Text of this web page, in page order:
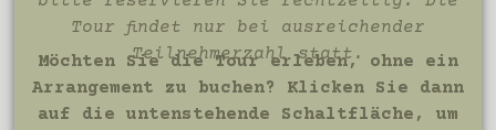
Tour findet nur bei ausreichender
Teilnehmerzahl statt.
Möchten Sie die Tour erleben, ohne ein
Arrangement zu buchen? Klicken Sie dann
auf die untenstehende Schaltfläche, um